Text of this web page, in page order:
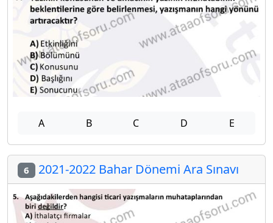
A B C D E
6 2021-2022 Bahar Dönemi Ara Sınavı